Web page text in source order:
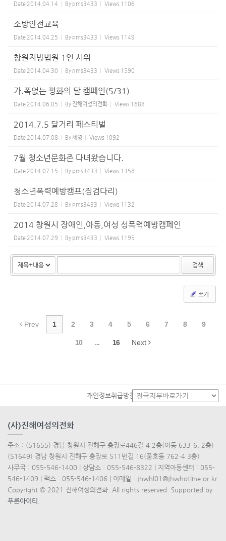
Date 2014.04.14 By pms3433 Views 1106
소방안전교육
Date 2014.04.25 By pms3433 Views 1149
창원지방법원 1인 시위
Date 2014.04.30 By pms3433 Views 1590
가.폭없는 평화의 달 캠페인(5/31)
Date 2014.06.05 By 진해여성의전화 Views 1688
2014.7.5 달거리 페스티벌
Date 2014.07.08 By세영 Views 1092
7월 청소년문화존 다녀왔습니다.
Date 2014.07.15 By pms3433 Views 1358
청소년폭력예방캠프(징검다리)
Date 2014.07.28 By pms3433 Views 1132
2014 창원시 장애인,아동,여성 성폭력예방캠페인
Date 2014.07.29 By pms3433 Views 1195
검색
쓰기
Prev 1 2 3 4 5 6 7 8 9
10 ... 16 Next
개인정보취급방침
(사)진해여성의전화
주소 : (51655) 경남 창원시 진해구 충장로446길 4 2층(이동 633-6, 2층)
(51649) 경남 창원시 진해구 충장로 511번길 16(풍호동 762-4 3층)
사무국 : 055-546-1400 | 상담소 : 055-546-8322 | 지역아동센터 : 055-
546-1409 | 팩스 : 055-546-1406 | 이메일 : jhwhl01@jhwhotline.or.kr
Copyright © 2021 진해여성의전화. All rights reserved. Supported by
푸른아이티